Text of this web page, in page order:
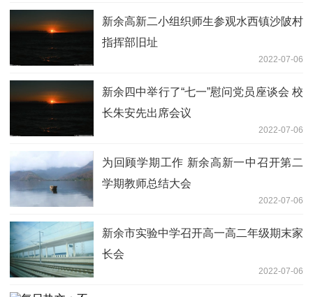
新余高新二小组织师生参观水西镇沙陂村
指挥部旧址
2022-07-06
新余四中举行了“七一”慰问党员座谈会 校
长朱安先出席会议
2022-07-06
为回顾学期工作 新余高新一中召开第二
学期教师总结大会
2022-07-06
新余市实验中学召开高一高二年级期末家
长会
2022-07-06